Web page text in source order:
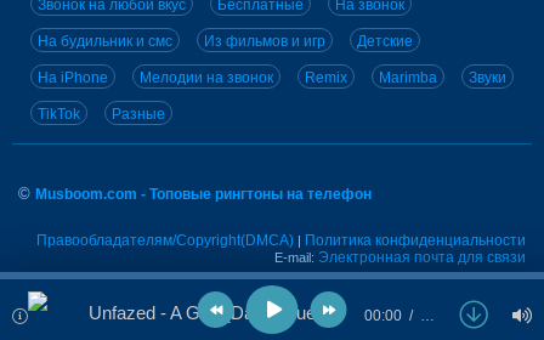
Звонок на любой вкус Бесплатные На звонок
На будильник и смс Из фильмов и игр Детские
На iPhone Мелодии на звонок Remix Marimba Звуки
TikTok Разные
© Musboom.com - Топовые рингтоны на телефон
Правообладателям/Copyright(DMCA) | Политика конфиденциальности
E-mail: Электронная почта для связи
Unfazed - A Gira (David Guetta Extended Remix) 00:00 …